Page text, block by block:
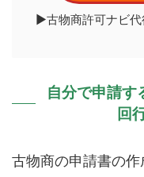
▶古物商許可ナビ代
自分で申請
回
古物商の申請書の